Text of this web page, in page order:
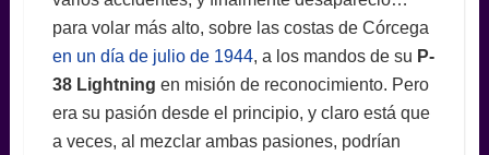
para volar más alto, sobre las costas de Córcega
en un día de julio de 1944, a los mandos de su P-
38 Lightning en misión de reconocimiento. Pero
era su pasión desde el principio, y claro está que
a veces, al mezclar ambas pasiones, podrían